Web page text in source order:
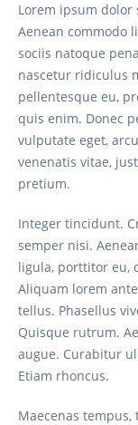
Lorem ipsum dolor
Aenean commodo
sociis natoque
nascetur ridiculus
pellentesque eu,
quis enim. Donec
vulputate eget,
venenatis vitae,
pretium.
Integer tincidunt.
semper nisi.
ligula, porttitor eu,
Aliquam lorem
tellus. Phasellus
Quisque rutrum.
augue. Curabitur
Etiam rhoncus.
Maecenas